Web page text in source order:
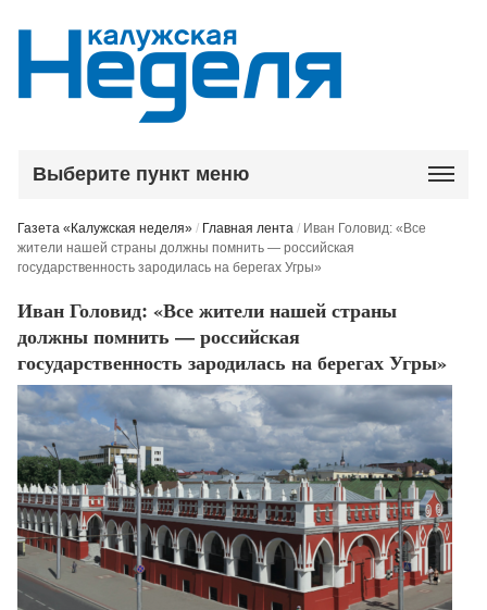
Выберите пункт меню
Газета «Калужская неделя» / Главная лента / Иван Головид: «Все
жители нашей страны должны помнить — российская
государственность зародилась на берегах Угры»
Иван Головид: «Все жители нашей страны
должны помнить — российская
государственность зародилась на берегах Угры»